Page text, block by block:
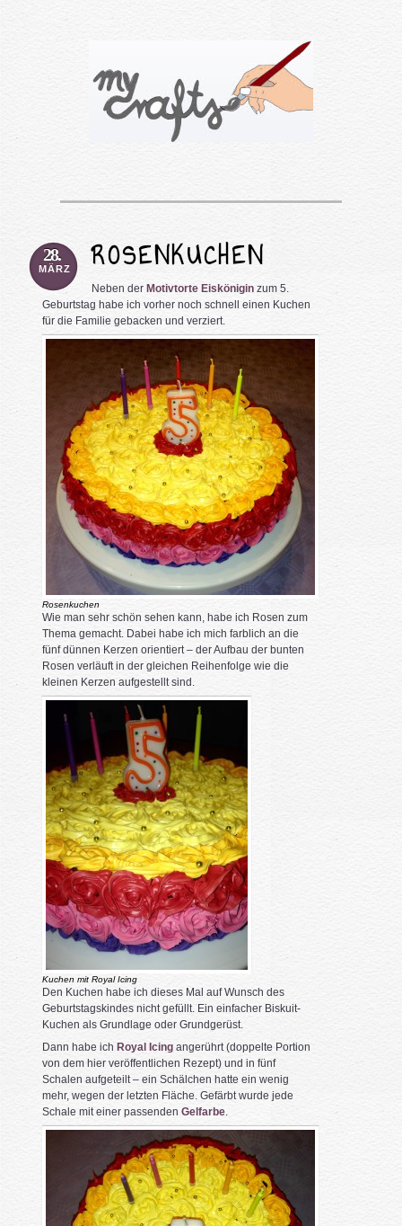
28.
MÄRZ ROSENKUCHEN
Neben der Motivtorte Eiskönigin zum 5.
Geburtstag habe ich vorher noch schnelleinen Kuchen
für die Familie gebacken und verziert.
Rosenkuchen
Wie man sehr schön sehen kann, habe ich Rosen zum
Thema gemacht. Dabei habe ich mich farblich an die
fünf dünnen Kerzen orientiert – der Aufbau der bunten
Rosen verläuft in der gleichen Reihenfolge wie die
kleinen Kerzen aufgestellt sind.
Kuchen mit Royal Icing
Den Kuchen habe ich dieses Mal auf Wunsch des
Geburtstagskindes nicht gefüllt. Ein einfacher Biskuit-
Kuchen als Grundlage oder Grundgerüst.
Dann habe ich Royal Icing angerührt (doppelte Portion
von dem hier veröffentlichen Rezept) und in fünf
Schalen aufgeteilt – ein Schälchen hatte ein wenig
mehr, wegen der letzten Fläche. Gefärbt wurde jede
Schale mit einer passendenGelfarbe.